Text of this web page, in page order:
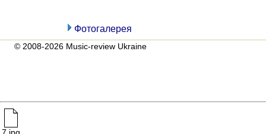
Фотогалерея
© 2008-2026 Music-review Ukraine